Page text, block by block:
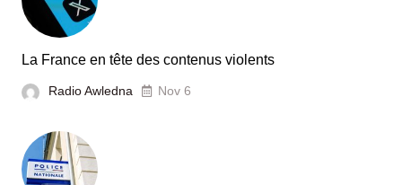
La France en tête des contenus violents
Radio Awledna Nov 6